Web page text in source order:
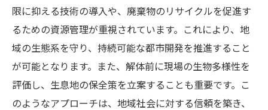
限に抑える技術の導入や、廃棄物のリサイクルを促進す
るための資源管理が重視されています。これにより、地
域の生態系を守り、持続可能な都市開発を推進すること
が可能となります。また、解体前に現場の生物多様性を
評価し、生息地の保全策を立案することも重要です。こ
のようなアプローチは、地域社会に対する信頼を築き、